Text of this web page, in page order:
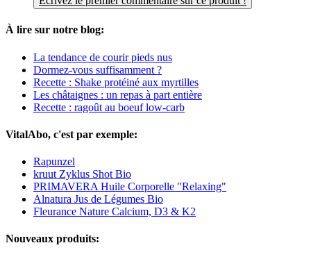
À lire sur notre blog:
La tendance de courir pieds nus
Dormez-vous suffisamment ?
Recette : Shake protéiné aux myrtilles
Les châtaignes : un repas à part entière
Recette : ragoût au boeuf low-carb
VitalAbo, c'est par exemple:
Rapunzel
kruut Zyklus Shot Bio
PRIMAVERA Huile Corporelle "Relaxing"
Alnatura Jus de Légumes Bio
Fleurance Nature Calcium, D3 & K2
Nouveaux produits: